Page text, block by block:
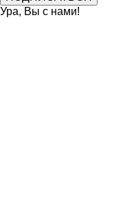
Ура, Вы с нами!